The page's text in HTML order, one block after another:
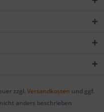
zzgl. Versandkosten und ggf.
anders beschrieben